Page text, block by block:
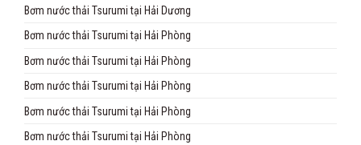
Bơm nước thải Tsurumi tại Hải Dương
Bơm nước thải Tsurumi tại Hải Phòng
Bơm nước thải Tsurumi tại Hải Phòng
Bơm nước thải Tsurumi tại Hải Phòng
Bơm nước thải Tsurumi tại Hải Phòng
Bơm nước thải Tsurumi tại Hải Phòng